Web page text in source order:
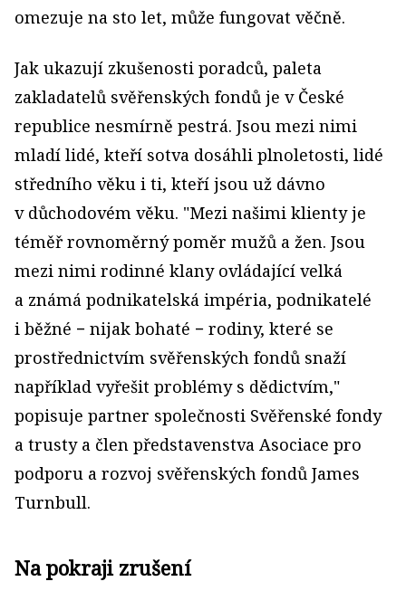
omezuje na sto let, může fungovat věčně.
Jak ukazují zkušenosti poradců, paleta
zakladatelů svěřenských fondů je v České
republice nesmírně pestrá. Jsou mezi nimi
mladí lidé, kteří sotva dosáhli plnoletosti, lidé
středního věku i ti, kteří jsou už dávno
v důchodovém věku. "Mezi našimi klienty je
téměř rovnoměrný poměr mužů a žen. Jsou
mezi nimi rodinné klany ovládající velká
a známá podnikatelská impéria, podnikatelé
i běžné − nijak bohaté − rodiny, které se
prostřednictvím svěřenských fondů snaží
například vyřešit problémy s dědictvím,"
popisuje partner společnosti Svěřenské fondy
a trusty a člen představenstva Asociace pro
podporu a rozvoj svěřenských fondů James
Turnbull.
Na pokraji zrušení